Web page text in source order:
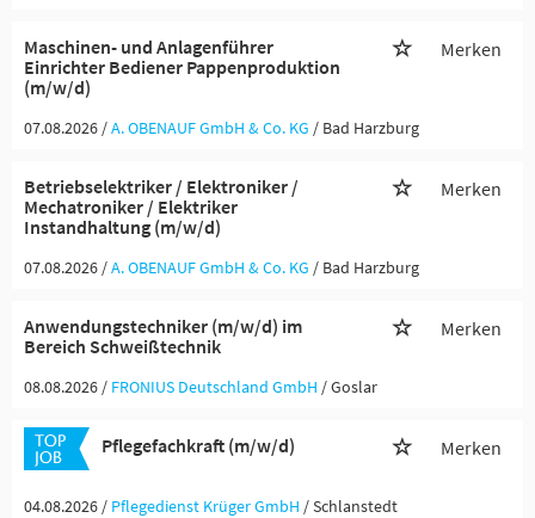
Maschinen- und Anlagenführer
Einrichter Bediener Pappenproduktion
(m/w/d)
Merken
07.08.2026 /A. OBENAUF GmbH & Co. KG / Bad Harzburg
Betriebselektriker / Elektroniker /
Mechatroniker / Elektriker
Instandhaltung (m/w/d)
Merken
07.08.2026 /A. OBENAUF GmbH & Co. KG / Bad Harzburg
Anwendungstechniker (m/w/d) im
Bereich Schweißtechnik
Merken
08.08.2026 / FRONIUS Deutschland GmbH / Goslar
Pflegefachkraft (m/w/d) Merken
04.08.2026 / Pflegedienst Krüger GmbH / Schlanstedt